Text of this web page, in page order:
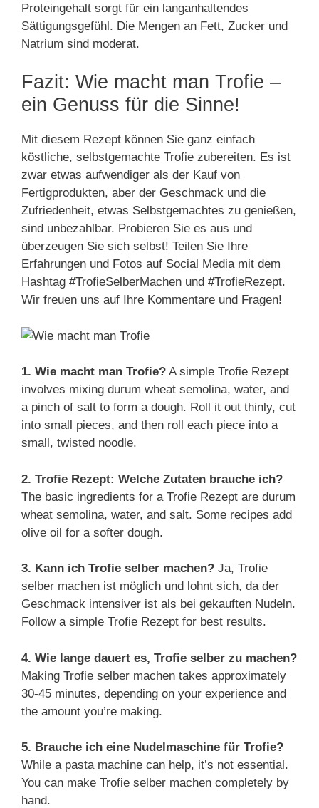
Proteingehalt sorgt für ein langanhaltendes
Sättigungsgefühl. Die Mengen an Fett, Zucker und
Natrium sind moderat.
Fazit: Wie macht man Trofie –
ein Genuss für die Sinne!
Mit diesem Rezept können Sie ganz einfach
köstliche, selbstgemachte Trofie zubereiten. Es ist
zwar etwas aufwendiger als der Kauf von
Fertigprodukten, aber der Geschmack und die
Zufriedenheit, etwas Selbstgemachtes zu genießen,
sind unbezahlbar. Probieren Sie es aus und
überzeugen Sie sich selbst! Teilen Sie Ihre
Erfahrungen und Fotos auf Social Media mit dem
Hashtag #TrofieSelberMachen und #TrofieRezept.
Wir freuen uns auf Ihre Kommentare und Fragen!
1. Wie macht man Trofie? A simple Trofie Rezept
involves mixing durum wheat semolina, water, and
a pinch of salt to form a dough. Roll it out thinly, cut
into small pieces, and then roll each piece into a
small, twisted noodle.
2. Trofie Rezept: Welche Zutaten brauche ich?
The basic ingredients for a Trofie Rezept are durum
wheat semolina, water, and salt. Some recipes add
olive oil for a softer dough.
3. Kann ich Trofie selber machen? Ja, Trofie
selber machen ist möglich und lohnt sich, da der
Geschmack intensiver ist als bei gekauften Nudeln.
Follow a simple Trofie Rezept for best results.
4. Wie lange dauert es, Trofie selber zu machen?
Making Trofie selber machen takes approximately
30-45 minutes, depending on your experience and
the amount you’re making.
5. Brauche ich eine Nudelmaschine für Trofie?
While a pasta machine can help, it’s not essential.
You can make Trofie selber machen completely by
hand.